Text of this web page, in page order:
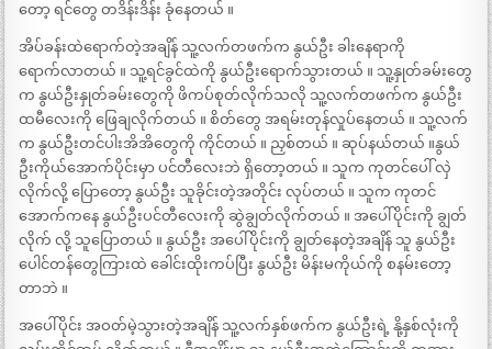
တော့ ရင်တွေ တဒိန်းဒိန်း ခုံနေတယ် ။
အိပ်ခန်းထဲရောက်တဲ့အချိန် သူ့လက်တဖက်က နွယ်ဦး ခါးနေရာကို
ရောက်လာတယ် ။ သူ့ရင်ခွင်ထဲကို နွယ်ဦးရောက်သွားတယ် ။ သူ့နှုတ်ခမ်းတွေ
က နွယ်ဦးနှုတ်ခမ်းတွေကို ဖိကပ်စုတ်လိုက်သလို သူ့လက်တဖက်က နွယ်ဦး
ထမီလေးကို ဖြေချလိုက်တယ် ။ စိတ်တွေ အရမ်းတုန်လှုပ်နေတယ် ။ သူ့လက်
က နွယ်ဦးတင်ပါးအိအိတွေကို ကိုင်တယ် ။ ညှစ်တယ် ။ ဆုပ်နယ်တယ် ။နွယ်
ဦးကိုယ်အောက်ပိုင်းမှာ ပင်တီလေးဘဲ ရှိတော့တယ် ။ သူက ကုတင်ပေါ် လှဲ
လိုက်လို့ ပြောတော့ နွယ်ဦး သူခိုင်းတဲ့အတိုင်း လုပ်တယ် ။ သူက ကုတင်
အောက်ကနေ နွယ်ဦးပင်တီလေးကို ဆွဲချွတ်လိုက်တယ် ။ အပေါ်ပိုင်းကို ချွတ်
လိုက် လို့ သူပြောတယ် ။ နွယ်ဦး အပေါ်ပိုင်းကို ချွတ်နေတဲ့အချိန် သူ နွယ်ဦး
ပေါင်တန်တွေကြားထဲ ခေါင်းထိုးကပ်ပြီး နွယ်ဦး မိန်းမကိုယ်ကို စနမ်းတော့
တာဘဲ ။
အပေါ်ပိုင်း အဝတ်မဲ့သွားတဲ့အချိန် သူ့လက်နှစ်ဖက်က နွယ်ဦးရဲ့ နို့နှစ်လုံးကို